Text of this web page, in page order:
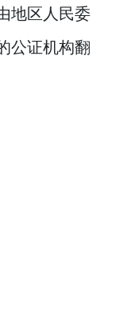
地区人民委
公证机构翻